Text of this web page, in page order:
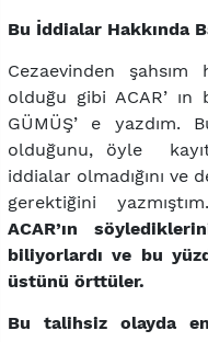
Bu İddialar Hakkında
Cezaevinden
olduğu gibi ACAR’ ın
GÜMÜŞ’ e yazdım.
olduğunu, öyle
iddialar olmadığını
gerektiğini
ACAR’ın
biliyorlardı ve bu
üstünü örttüler.
Bu talihsiz olayda